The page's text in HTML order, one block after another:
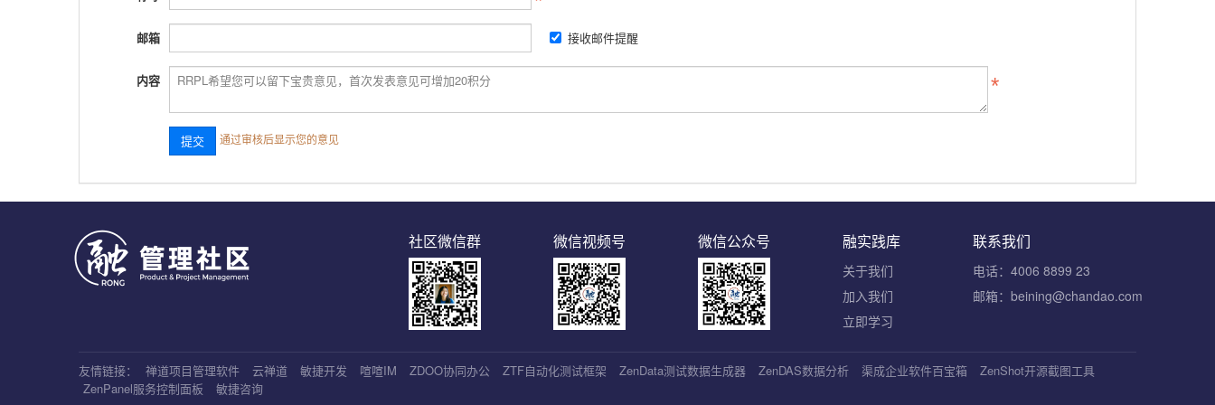
邮箱 接收邮件提醒
内容
通过审核后显示您的意见
联系我们
电话：4006 8899 23
邮箱：beining@chandao.com
融实践库
关于我们
加入我们
立即学习
微信公众号
微信视频号
社区微信群
友情链接： 禅道项目管理软件 云禅道 敏捷开发 喧喧IM ZDOO协同办公 ZTF自动化测试框架 ZenData测试数据生成器 ZenDAS数据分析 渠成企业软件百宝箱
ZenShot开源截图工具
ZenPanel服务控制面板
敏捷咨询